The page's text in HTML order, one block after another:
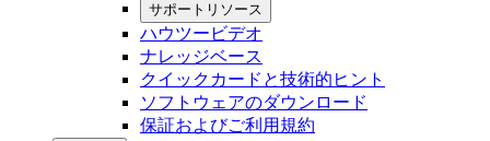
サポートリソース
ハウツービデオ
ナレッジベース
クイックカードと技術的ヒント
ソフトウェアのダウンロード
保証およびご利用規約